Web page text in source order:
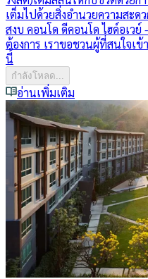
เต็มไปด้วยสิ่งอำนวยความสะ
สงบ คอนโด ดีคอนโด ไฮด์อเว
ต้องการ เราขอชวนผู้ที่สนใจเ
นี้
กำลังโหลด...
อ่านเพิ่มเติม